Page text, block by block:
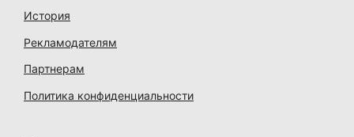
История
Рекламодателям
Партнерам
Политика конфиденциальности